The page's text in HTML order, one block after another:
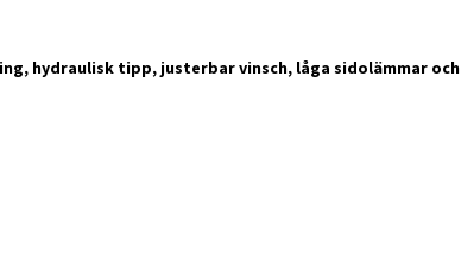
hydraulisk tipp, justerbar vinsch, låga sidolämmar och